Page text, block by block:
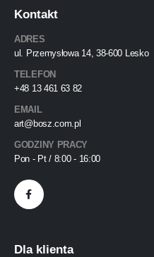
Kontakt
ADRES
ul. Przemysłowa 14, 38-600 Lesko
TELEFON
+48 13 461 63 82
EMAIL
art@bosz.com.pl
GODZINY PRACY
Pon - Pt / 8:00 - 16:00
Dla klienta